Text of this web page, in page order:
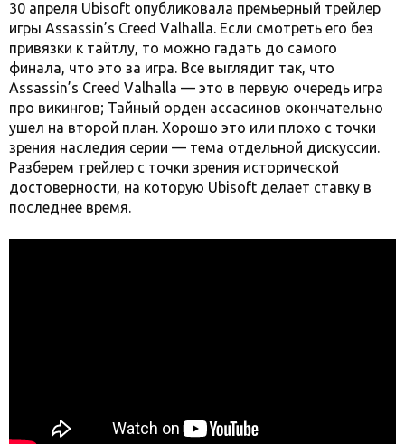
30 апреля Ubisoft опубликовала премьерный трейлер
игры Assassin’s Creed Valhalla. Eсли смотреть его без
привязки к тайтлу, то можно гадать до самого
финала, что это за игра. Все выглядит так, что
Assassin’s Creed Valhalla — это в первую очередь игра
про викингов; Тайный орден ассасинов окончательно
ушел на второй план. Хорошо это или плохо с точки
зрения наследия серии — тема отдельной дискуссии.
Разберем трейлер с точки зрения исторической
достоверности, на которую Ubisoft делает ставку в
последнее время.